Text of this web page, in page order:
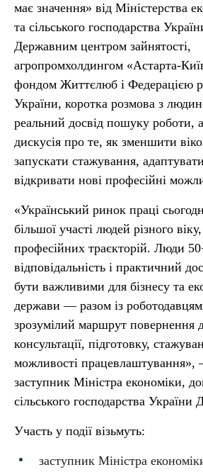
має значення» від Міністерства
та сільського господарства
Державним центром зайнятості,
агропромхолдингом «Астарта-
фондом Життєлюб і Федерацією
України, коротка розмова з
реальний досвід пошуку роботи,
дискусія про те, як зменшити
запускати стажування,
відкривати нові професійні
«Український ринок праці
більшої участі людей різного
професійних траєкторій. Люди
відповідальність і практичний
бути важливими для бізнесу та
держави — разом із
зрозумілий маршрут повернення
консультації, підготовку,
можливості працевлаштування»,
заступник Міністра економіки,
сільського господарства України
Участь у події візьмуть:
заступник Міністра